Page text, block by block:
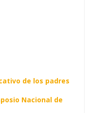
de los padres
Nacional de